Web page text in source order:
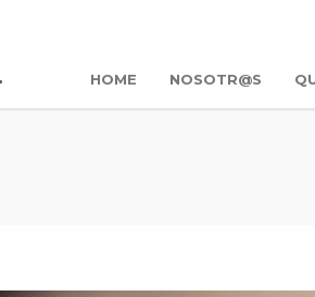
HOME NOSOTR@S